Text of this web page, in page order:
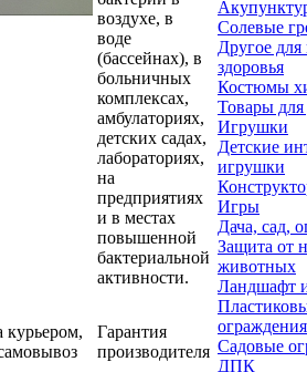
воздухе, в
воде
(бассейнах), в
больничных
комплексах,
амбулаториях,
детских садах,
лабораториях,
на
предприятиях
и в местах
повышенной
бактериальной
активности.
курьером,
Гарантия
производителя
Солевые
Другое
здоровья
Костюмы
Товары для
Игрушки
Детские
игрушки
Игры
Дача, сад,
Защита от
животных
Ландшафт
ограждения
Садовые
ДПК